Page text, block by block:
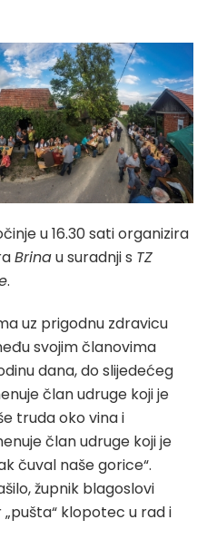
u 16.30 sati organizira
Brinau suradnji s TZ
.
uz prigodnu zdravicu
svojim članovima
dana, do slijedećeg
član udruge koji je
truda oko vina i
član udruge koji je
čuval naše gorice“.
župnik blagoslovi
klopotec u rad i